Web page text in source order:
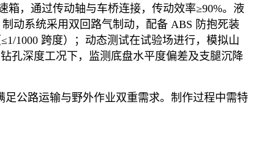
箱，通过传动轴与车桥连接，传动效率≥90%。液
制动系统采用双回路气制动，配备 ABS 防抱死装
1/1000 跨度）；动态测试在试验场进行，模拟山
孔深度工况下，监测底盘水平度偏差及支腿沉降
足公路运输与野外作业双重需求。制作过程中需特